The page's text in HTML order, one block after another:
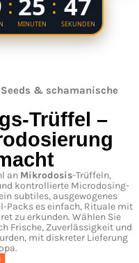
& schamanische
Trüffel –
an Mikrodosis-Trüffeln,
kontrollierte Microdosing-
subtiles, ausgewogenes
Packs es einfach, Rituale mit
zu erkunden. Wählen Sie
Frische, Zuverlässigkeit und
mit diskreter Lieferung